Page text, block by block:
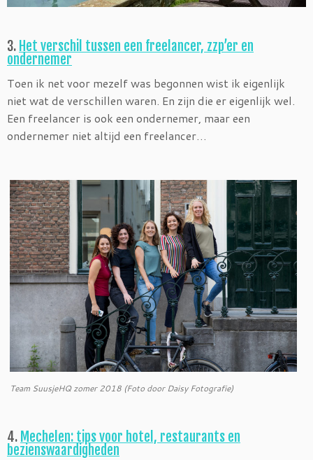
3. Het verschil tussen een freelancer, zzp’er en
ondernemer
Toen ik net voor mezelf was begonnen wist ik eigenlijk
niet wat de verschillen waren. En zijn die er eigenlijk wel.
Een freelancer is ook een ondernemer, maar een
ondernemer niet altijd een freelancer…
Team SuusjeHQ zomer 2018 (Foto door Daisy Fotografie)
4. Mechelen: tips voor hotel, restaurants en
bezienswaardigheden